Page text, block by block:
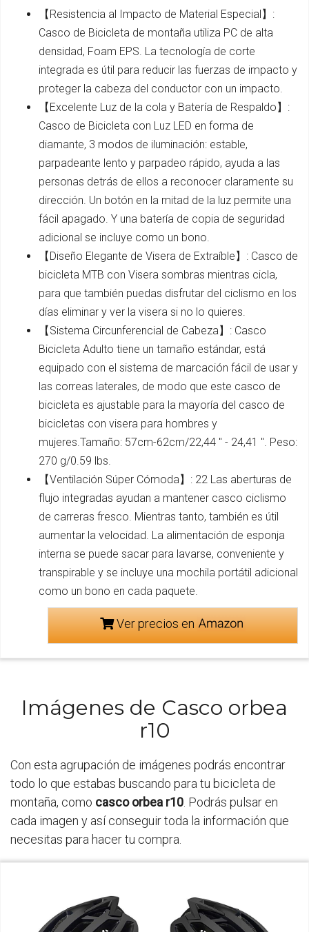
【Resistencia al Impacto de Material Especial】:
Casco de Bicicleta de montaña utiliza PC de alta
densidad, Foam EPS. La tecnología de corte
integrada es útil para reducir las fuerzas de impacto y
proteger la cabeza del conductor con un impacto.
【Excelente Luz de la cola y Batería de Respaldo】:
Casco de Bicicleta con Luz LED en forma de
diamante, 3 modos de iluminación: estable,
parpadeante lento y parpadeo rápido, ayuda a las
personas detrás de ellos a reconocer claramente su
dirección. Un botón en la mitad de la luz permite una
fácil apagado. Y una batería de copia de seguridad
adicional se incluye como un bono.
【Diseño Elegante de Visera de Extraíble】: Casco de
bicicleta MTB con Visera sombras mientras cicla,
para que también puedas disfrutar del ciclismo en los
días eliminar y ver la visera si no lo quieres.
【Sistema Circunferencial de Cabeza】: Casco
Bicicleta Adulto tiene un tamaño estándar, está
equipado con el sistema de marcación fácil de usar y
las correas laterales, de modo que este casco de
bicicleta es ajustable para la mayoría del casco de
bicicletas con visera para hombres y
mujeres.Tamaño: 57cm-62cm/22,44 '' - 24,41 ''. Peso:
270 g/0.59 lbs.
【Ventilación Súper Cómoda】: 22 Las aberturas de
flujo integradas ayudan a mantener casco ciclismo
de carreras fresco. Mientras tanto, también es útil
aumentar la velocidad. La alimentación de esponja
interna se puede sacar para lavarse, conveniente y
transpirable y se incluye una mochila portátil adicional
como un bono en cada paquete.
Ver precios en
Imágenes de Casco orbea
r10
Con esta agrupación de imágenes podrás encontrar
todo lo que estabas buscando para tu bicicleta de
montaña, como casco orbea r10. Podrás pulsar en
cada imagen y así conseguir toda la información que
necesitas para hacer tu compra.